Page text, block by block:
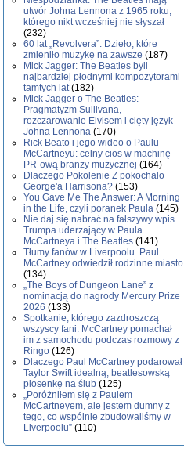
utwór Johna Lennona z 1965 roku,
którego nikt wcześniej nie słyszał
(232)
60 lat „Revolvera”: Dzieło, które
zmieniło muzykę na zawsze (187)
Mick Jagger: The Beatles byli
najbardziej płodnymi kompozytorami
tamtych lat(182)
Mick Jagger o The Beatles:
Pragmatyzm Sullivana,
rozczarowanie Elvisem i cięty język
Johna Lennona (170)
Rick Beato i jego wideo o Paulu
McCartneyu: celny cios w machinę
PR-ową branży muzycznej (164)
Dlaczego Pokolenie Z pokochało
George'a Harrisona? (153)
You Gave Me The Answer: A Morning
in the Life, czyli poranek Paula (145)
Nie daj się nabrać na fałszywy wpis
Trumpa uderzający w Paula
McCartneya i The Beatles (141)
Tłumy fanów w Liverpoolu. Paul
McCartney odwiedził rodzinne miasto
(134)
„The Boys of Dungeon Lane” z
nominacją do nagrody Mercury Prize
2026 (133)
Spotkanie, którego zazdroszczą
wszyscy fani. McCartney pomachał
im z samochodu podczas rozmowy z
Ringo (126)
Dlaczego Paul McCartney podarował
Taylor Swift idealną, beatlesowską
piosenkę na ślub (125)
„Poróżniłem się z Paulem
McCartneyem, ale jestem dumny z
tego, co wspólnie zbudowaliśmy w
Liverpoolu” (110)